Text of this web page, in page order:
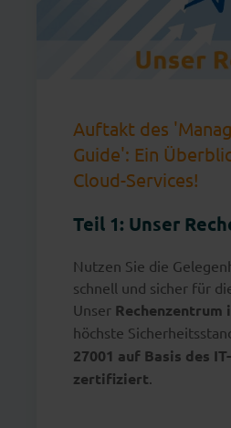
Auftakt des
Guide': Ein
Cloud-Services!
Teil 1: Unser
Nutzen Sie die
schnell und sicher für
Unser Rechenzentrum
höchste
27001 auf Basis des
zertifiziert